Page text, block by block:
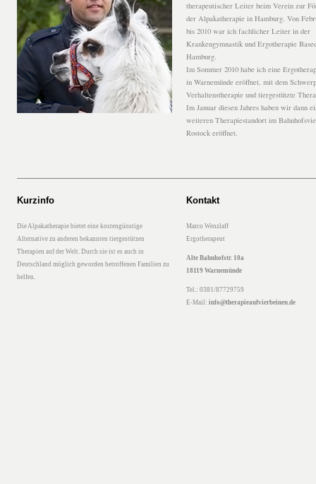
therapeutischer Leiter beim Verein zur
der Alpakatherapie in Hamburg. Von
bis 2010 war ich fachlicher Leiter in der
Krankengymnastik und Ergotherapie
Hamburg.
Im Sommer 2010 habe ich eine
in Warnemünde eröffnet, mit dem
Verhaltenstherapie und tiergestützte
Im Januar diesen Jahres haben wir dann
weiteren Therapiestandort im
Rostock eröffnet.
Kurzinfo Kontakt
Die Alpakatherapie bietet eine kostengünstige
Alternative zu anderen bekannten tiergestützen
Therapien auf der Welt. Durch sie ist es auch in
Deutschland möglich geworden betroffenen Familien zu
helfen.
Marco Wenzlaff
Ergotherapeut
Alte Bahnhofstr. 10a
18119 Warnemünde
Tel.: 0381/87729759
E-Mail: info@therapieaufvierbeinen.de